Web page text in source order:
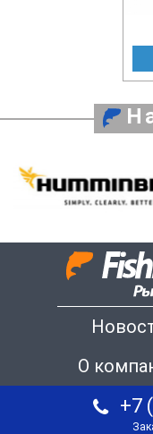
О
+7